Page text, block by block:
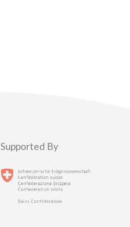
Supported By